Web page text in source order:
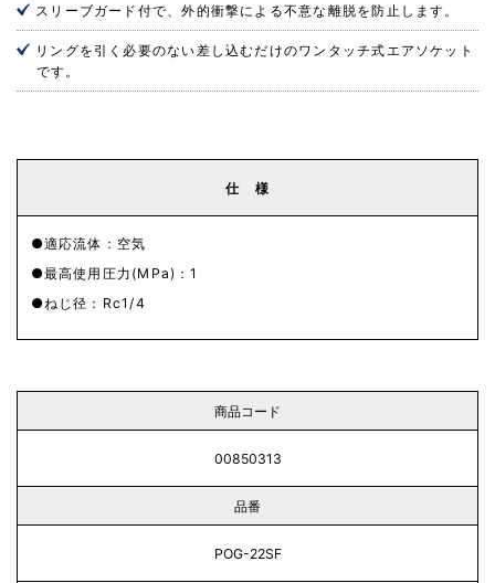
スリーブガード付で、外的衝撃による不意な離脱を防止します。
リングを引く必要のない差し込むだけのワンタッチ式エアソケット
です。
仕 様
適応流体：空気
最高使用圧力(MPa)：1
ねじ径：Rc1/4
商品コード
00850313
品番
POG-22SF